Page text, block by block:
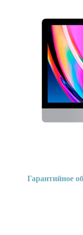
Гарантийное